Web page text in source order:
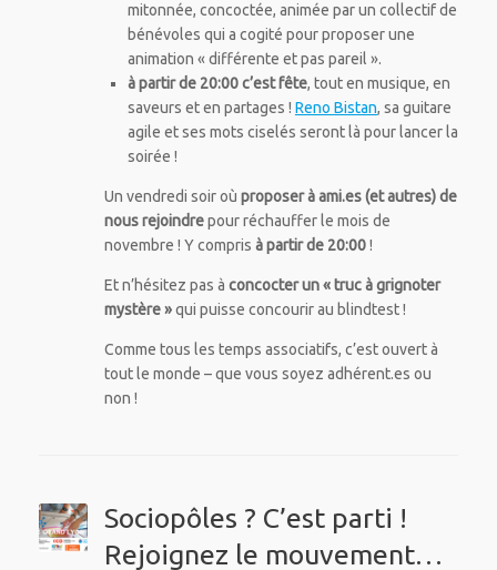
mitonnée, concoctée, animée par un collectif de
bénévoles qui a cogité pour proposer une
animation « différente et pas pareil ».
à partir de 20:00 c’est fête, tout en musique, en
saveurs et en partages ! Reno Bistan, sa guitare
agile et ses mots ciselés seront là pour lancer la
soirée !
Un vendredi soir où proposer à ami.es (et autres) de
nous rejoindrepour réchauffer le mois de
novembre ! Y compris à partir de 20:00!
Et n’hésitez pas à concocter un « truc à grignoter
mystère »qui puisse concourir au blindtest !
Comme tous les temps associatifs, c’est ouvert à
tout le monde – que vous soyez adhérent.es ou
non !
Sociopôles ? C’est parti !
Rejoignez le mouvement…